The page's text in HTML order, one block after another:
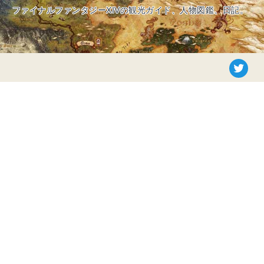
ファイナルファンタジーXIVの観光ガイド、人物図鑑、日記。